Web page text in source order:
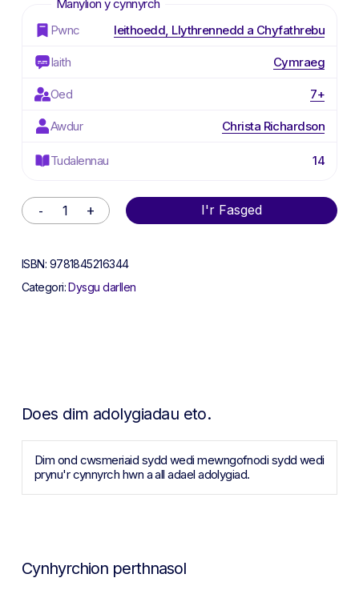
Pwnc Ieithoedd, Llythrennedd a Chyfathrebu
Iaith Cymraeg
Oed 7+
Awdur Christa Richardson
Tudalennau 14
I'r Fasged
Alternative:
ISBN: 9781845216344
Categori:Dysgu darllen
Does dim adolygiadau eto.
Dim ond cwsmeriaid sydd wedi mewngofnodi sydd wedi
prynu'r cynnyrch hwn a all adael adolygiad.
Cynhyrchion perthnasol